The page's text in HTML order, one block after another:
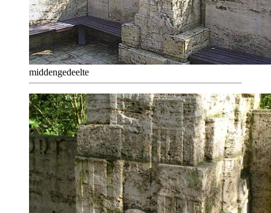
middengedeelte